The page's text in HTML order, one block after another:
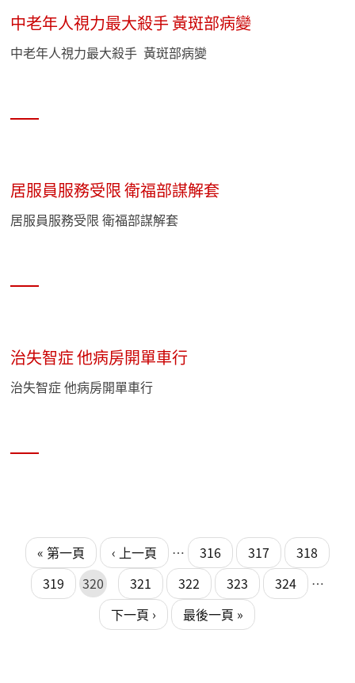
中老年人視力最大殺手 黃斑部病變
中老年人視力最大殺手 黃斑部病變
居服員服務受限 衛福部謀解套
居服員服務受限 衛福部謀解套
治失智症 他病房開單車行
治失智症 他病房開單車行
頁面
頁面« 第一頁 ‹ 上一頁 … 316 317
318
319
320 321 322 323 324
…
下一頁 ›
最後一頁 »